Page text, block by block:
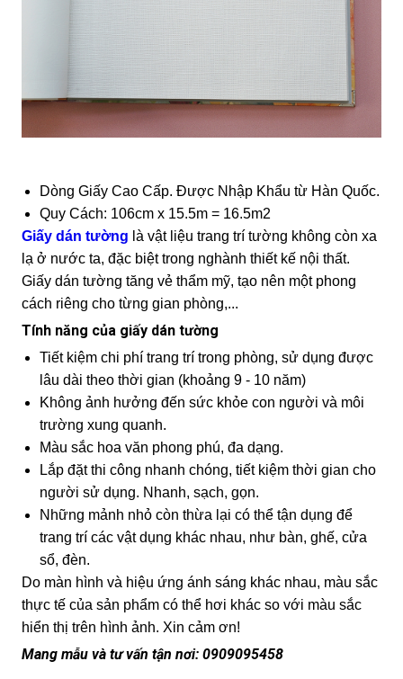
Dòng Giấy Cao Cấp. Được Nhập Khẩu từ Hàn Quốc.
Quy Cách: 106cm x 15.5m = 16.5m2
Giấy dán tường là vật liệu trang trí tường không còn xa
lạ ở nước ta, đặc biệt trong nghành thiết kế nội thất.
Giấy dán tường tăng vẻ thẩm mỹ, tạo nên một phong
cách riêng cho từng gian phòng,...
Tính năng của giấy dán tường
Tiết kiệm chi phí trang trí trong phòng, sử dụng được
lâu dài theo thời gian (khoảng 9 - 10 năm)
Không ảnh hưởng đến sức khỏe con người và môi
trường xung quanh.
Màu sắc hoa văn phong phú, đa dạng.
Lắp đặt thi công nhanh chóng, tiết kiệm thời gian cho
người sử dụng. Nhanh, sạch, gọn.
Những mảnh nhỏ còn thừa lại có thể tận dụng để
trang trí các vật dụng khác nhau, như bàn, ghế, cửa
sổ, đèn.
Do màn hình và hiệu ứng ánh sáng khác nhau, màu sắc
thực tế của sản phẩm có thể hơi khác so với màu sắc
hiển thị trên hình ảnh. Xin cảm ơn!
Mang mẫu và tư vấn tận nơi: 0909095458